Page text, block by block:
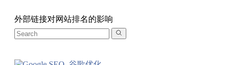
外部链接对网站排名的影响